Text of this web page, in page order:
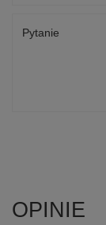
Pytanie
OPINIE